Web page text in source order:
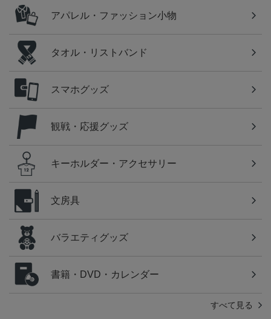
アパレル・ファッション小物
タオル・リストバンド
スマホグッズ
観戦・応援グッズ
キーホルダー・アクセサリー
文房具
バラエティグッズ
書籍・DVD・カレンダー
すべて見る